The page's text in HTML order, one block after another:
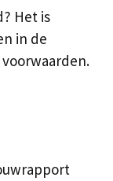
Het is
in de